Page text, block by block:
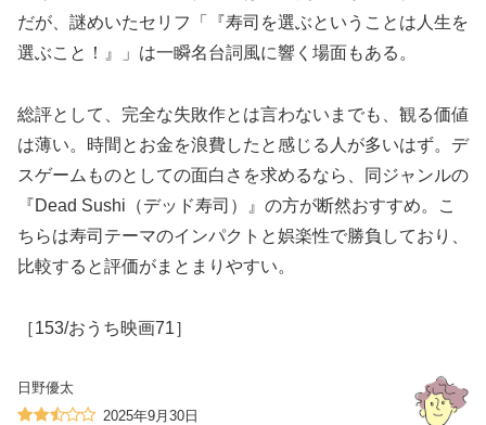
だが、謎めいたセリフ「『寿司を選ぶということは人生を
選ぶこと！』」は一瞬名台詞風に響く場面もある。
総評として、完全な失敗作とは言わないまでも、観る価値
は薄い。時間とお金を浪費したと感じる人が多いはず。デ
スゲームものとしての面白さを求めるなら、同ジャンルの
『Dead Sushi（デッド寿司）』の方が断然おすすめ。こ
ちらは寿司テーマのインパクトと娯楽性で勝負しており、
比較すると評価がまとまりやすい。
［153/おうち映画71］
日野優太
2025年9月30日